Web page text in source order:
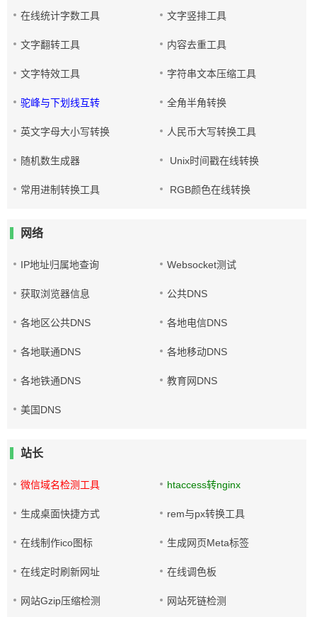
在线统计字数工具 文字竖排工具
文字翻转工具 内容去重工具
文字特效工具 字符串文本压缩工具
驼峰与下划线互转 全角半角转换
英文字母大小写转换 人民币大写转换工具
随机数生成器 Unix时间戳在线转换
常用进制转换工具 RGB颜色在线转换
网络
IP地址归属地查询 Websocket测试
获取浏览器信息 公共DNS
各地区公共DNS 各地电信DNS
各地联通DNS 各地移动DNS
各地铁通DNS 教育网DNS
美国DNS
站长
微信域名检测工具 htaccess转nginx
生成桌面快捷方式 rem与px转换工具
在线制作ico图标 生成网页Meta标签
在线定时刷新网址 在线调色板
网站Gzip压缩检测 网站死链检测